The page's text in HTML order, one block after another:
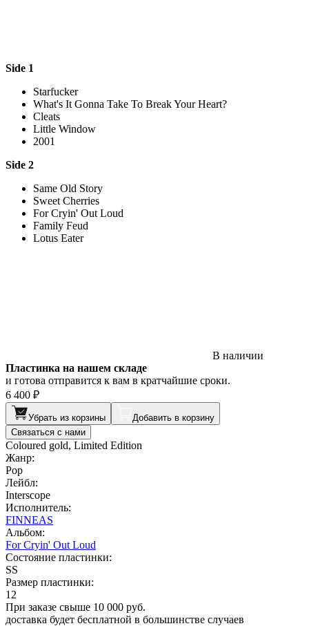
Side 1
Starfucker
What's It Gonna Take To Break Your Heart?
Cleats
Little Window
2001
Side 2
Same Old Story
Sweet Cherries
For Cryin' Out Loud
Family Feud
Lotus Eater
В наличии
Пластинка на нашем складе
и готова отправится к вам в кратчайшие сроки.
6 400 ₽
Убрать из корзины
Добавить в корзину
Связаться с нами
Coloured gold, Limited Edition
Жанр:
Pop
Лейбл:
Interscope
Исполнитель:
FINNEAS
Альбом:
For Cryin' Out Loud
Состояние пластинки:
SS
Размер пластинки:
12
При заказе свыше 10 000 руб.
доставка будет бесплатной в большинстве случаев